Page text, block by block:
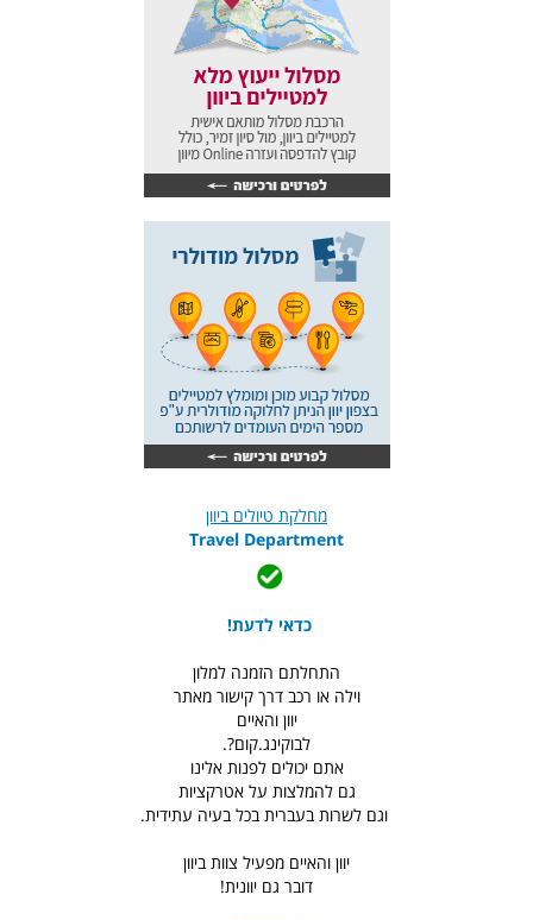
מחלקת טיולים ביוון
Travel Department
כדאי לדעת!
התחלתם הזמנה למלון
וילה או רכב דרך קישור מאתר
יוון והאיים
לבוקינג.קום?.
אתם יכולים לפנות אלינו
גם להמלצות על אטרקציות
וגם לשרות בעברית בכל בעיה עתידית.
יוון והאיים מפעיל צוות ביוון
דובר גם יוונית!